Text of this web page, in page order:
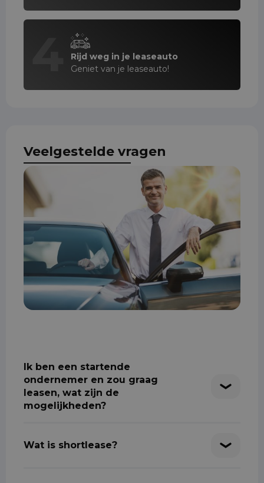
Rijd weg in je leaseauto
Geniet van je leaseauto!
Veelgestelde vragen
Ik ben een startende
ondernemer en zou graag
leasen, wat zijn de
mogelijkheden?
Wat is shortlease?